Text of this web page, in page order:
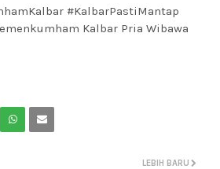
#KalbarPastiMantap
Kalbar Pria Wibawa
LEBIH BARU